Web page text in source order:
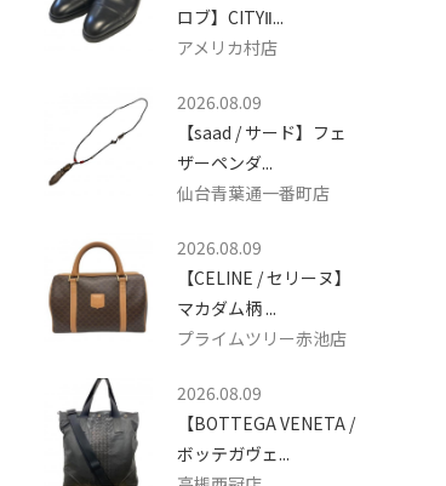
ロブ】CITYⅡ...
アメリカ村店
2026.08.09
【saad / サード】フェ
ザーペンダ...
仙台青葉通一番町店
2026.08.09
【CELINE / セリーヌ】
マカダム柄 ...
プライムツリー赤池店
2026.08.09
【BOTTEGA VENETA /
ボッテガヴェ...